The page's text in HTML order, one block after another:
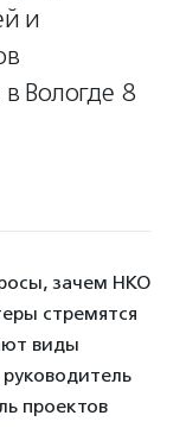
и
Вологде 8
зачем НКО
стремятся
виды
проектов